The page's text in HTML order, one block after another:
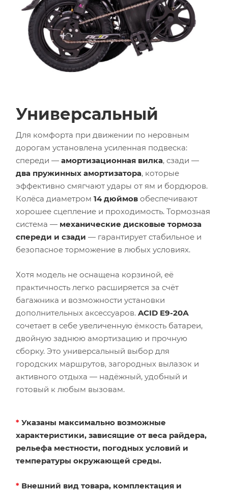
Универсальный
Для комфорта при движении по неровным
дорогам установлена усиленная подвеска:
спереди — амортизационная вилка, сзади —
два пружинных амортизатора, которые
эффективно смягчают удары от ям и бордюров.
Колёса диаметром 14 дюймов обеспечивают
хорошее сцепление и проходимость. Тормозная
система — механические дисковые тормоза
спереди и сзади — гарантирует стабильное и
безопасное торможение в любых условиях.
Хотя модель не оснащена корзиной, её
практичность легко расширяется за счёт
багажника и возможности установки
дополнительных аксессуаров. ACID E9-20А
сочетает в себе увеличенную ёмкость батареи,
двойную заднюю амортизацию и прочную
сборку. Это универсальный выбор для
городских маршрутов, загородных вылазок и
активного отдыха — надёжный, удобный и
готовый к любым вызовам.
* Указаны максимально возможные
характеристики, зависящие от веса райдера,
рельефа местности, погодных условий и
температуры окружающей среды.
* Внешний вид товара, комплектация и